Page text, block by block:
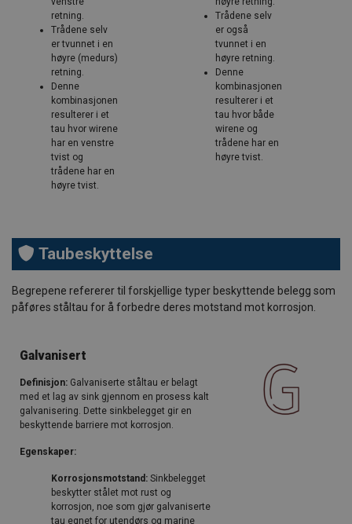
retning.
Trådene selv
er tvunnet i en
høyre (medurs)
retning.
Denne
kombinasjonen
resulterer i et
tau hvor wirene
har en venstre
tvist og
trådene har en
høyre tvist.
Trådene selv
er også
tvunnet i en
høyre retning.
Denne
kombinasjonen
resulterer i et
tau hvor både
wirene og
trådene har en
høyre tvist.
Taubeskyttelse
Begrepene refererer til forskjellige typer beskyttende belegg som
påføres ståltau for å forbedre deres motstand mot korrosjon.
Galvanisert
Definisjon: Galvaniserte ståltau er belagt
med et lag av sink gjennom en prosess kalt
galvanisering. Dette sinkbelegget gir en
beskyttende barriere mot korrosjon.
Egenskaper:
Korrosjonsmotstand: Sinkbelegget
beskytter stålet mot rust og
korrosjon, noe som gjør galvaniserte
tau egnet for utendørs og marine